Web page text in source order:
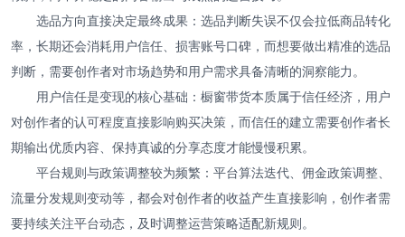
选品方向直接决定最终成果：选品判断失误不仅会拉低商品转化
率，长期还会消耗用户信任、损害账号口碑，而想要做出精准的选品
判断，需要创作者对市场趋势和用户需求具备清晰的洞察能力。
用户信任是变现的核心基础：橱窗带货本质属于信任经济，用户
对创作者的认可程度直接影响购买决策，而信任的建立需要创作者长
期输出优质内容、保持真诚的分享态度才能慢慢积累。
平台规则与政策调整较为频繁：平台算法迭代、佣金政策调整、
流量分发规则变动等，都会对创作者的收益产生直接影响，创作者需
要持续关注平台动态，及时调整运营策略适配新规则。